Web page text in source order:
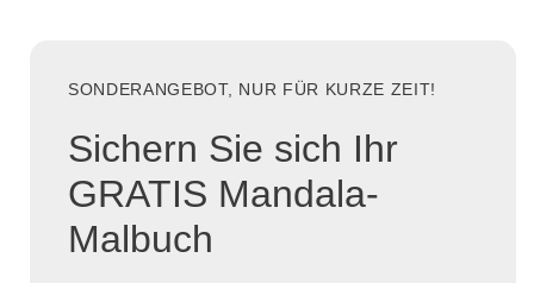
SONDERANGEBOT, NUR FÜR KURZE ZEIT!
Sichern Sie sich Ihr
GRATIS Mandala-
Malbuch